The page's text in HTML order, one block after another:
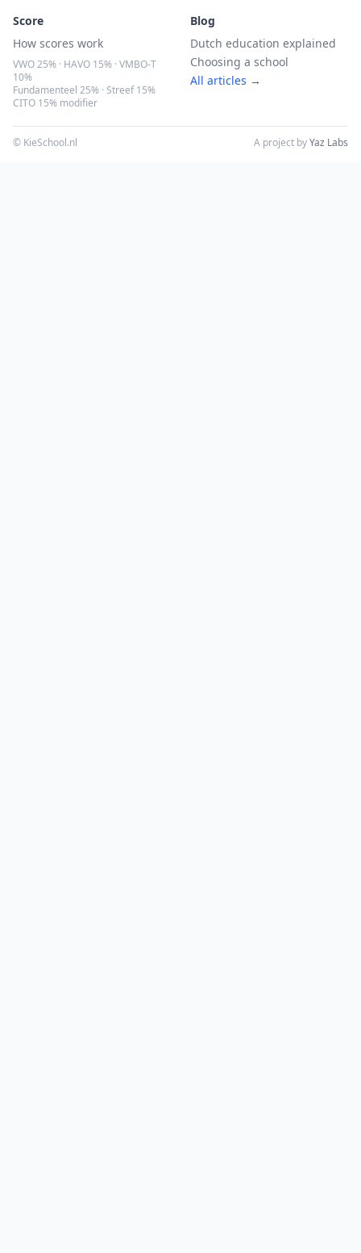
Score
How scores work
VWO 25% · HAVO 15% · VMBO-T
10%
Fundamenteel 25% · Streef 15%
CITO 15% modifier
Blog
Dutch education explained
Choosing a school
All articles →
© KieSchool.nl A project byYaz Labs